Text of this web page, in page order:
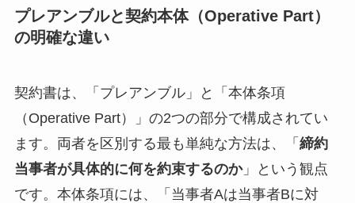
プレアンブルと契約本体（Operative Part）
の明確な違い
契約書は、「プレアンブル」と「本体条項
（Operative Part）」の2つの部分で構成されてい
ます。両者を区別する最も単純な方法は、「 締約
当事者が具体的に何を約束するのか」という観点
です。本体条項には、「当事者Aは当事者Bに対